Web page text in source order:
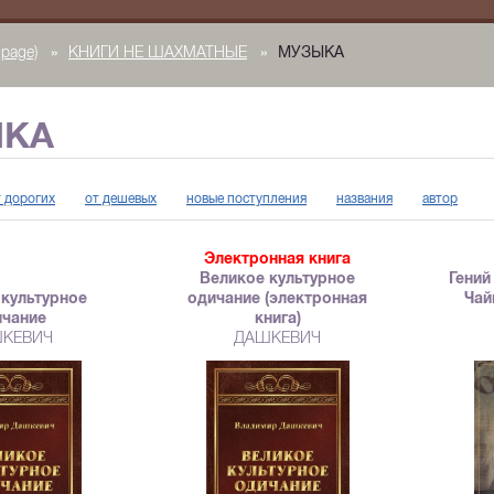
» КНИГИ НЕ ШАХМАТНЫЕ » МУЗЫКА
дорогих от дешевых новые поступления названия автор
Электронная книга
Великое культурное
одичание (электронная
книга)
ДАШКЕВИЧ